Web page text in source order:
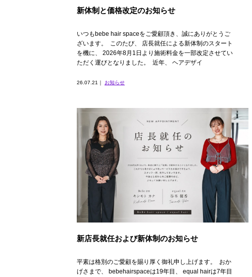
新体制と価格改定のお知らせ
いつもbebe hair spaceをご愛顧頂き、誠にありがとうご
ざいます。 ⁡ このたび、 店長就任による新体制のスタート
を機に、 2026年8月1日より施術料金を一部改定させてい
ただく運びとなりました。 ⁡ 近年、 ヘアデザイ
26.07.21｜ お知らせ
新店長就任および新体制のお知らせ
平素は格別のご愛顧を賜り厚く御礼申し上げます。 ⁡ おか
げさまで、 bebehairspaceは19年目、 equal hairは7年目